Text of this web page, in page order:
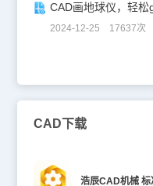
CAD画地球仪，轻松
2024-12-25 17637次
CAD下载
浩辰CAD机械 标